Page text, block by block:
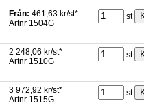
Från: 461,63 kr/st*
Artnr 1504G
st
2 248,06 kr/st*
Artnr 1510G
st
3 972,92 kr/st*
Artnr 1515G
st